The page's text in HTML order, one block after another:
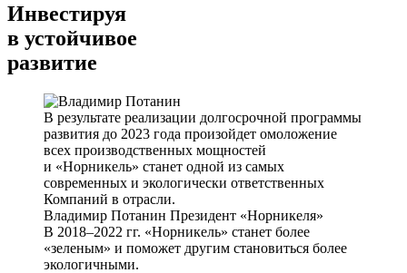
Инвестируя
в устойчивое
развитие
В результате реализации долгосрочной программы
развития до 2023 года произойдет омоложение
всех производственных мощностей
и «Норникель» станет одной из самых
современных и экологически ответственных
Компаний в отрасли.
Владимир Потанин Президент «Норникеля»
В 2018–2022 гг. «Норникель» станет более
«зеленым» и поможет другим становиться более
экологичными.